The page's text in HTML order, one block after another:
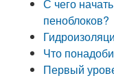
С чего
пеноблоков?
Что
Первый